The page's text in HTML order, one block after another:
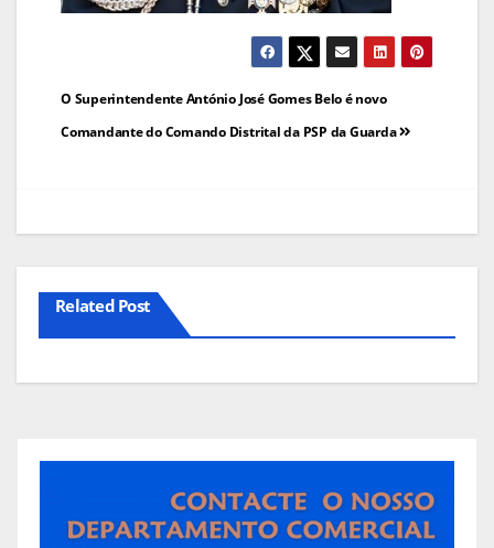
Navegação
de
O Superintendente António José Gomes Belo é novo
Comandante do Comando Distrital da PSP da Guarda
Related Post